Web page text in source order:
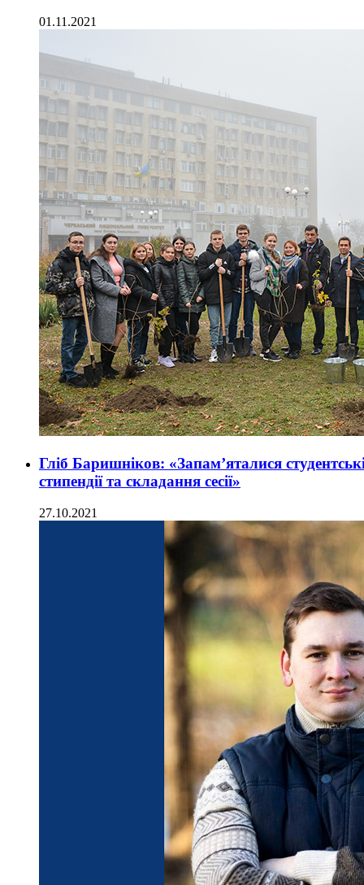
01.11.2021
Гліб Баришніков: «Запам’яталися
стипендії та складання сесії»
27.10.2021